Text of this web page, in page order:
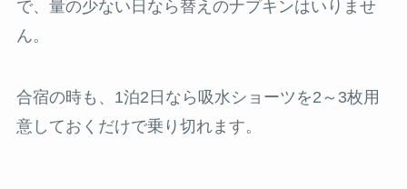
で、量の少ない日なら替えのナプキンはいりませ
ん。
合宿の時も、1泊2日なら吸水ショーツを2～3枚用
意しておくだけで乗り切れます。